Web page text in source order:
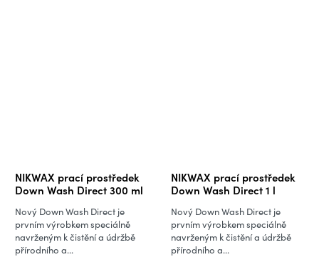
NIKWAX prací prostředek
Down Wash Direct 300 ml
hodnocení
produktu
je
3,2
z
Nový Down Wash Direct je
prvním výrobkem speciálně
navrženým k čistění a údržbě
přírodního a...
NIKWAX prací prostředek
Down Wash Direct 1 l
hodnocení
produktu
je
5,0
z
Nový Down Wash Direct je
prvním výrobkem speciálně
navrženým k čistění a údržbě
přírodního a...